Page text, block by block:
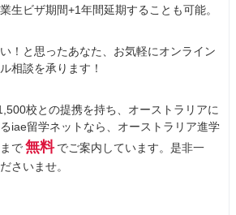
生ビザ期間+1年間延期することも可能。
！と思ったあなた、お気軽にオンライン
相談を承ります！
校との提携を持ち、オーストラリアに
iae留学ネットなら、オーストラリア進学
で 無料 でご案内しています。是非一
さいませ。